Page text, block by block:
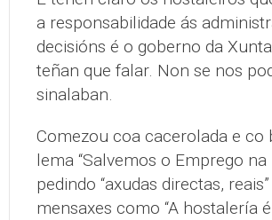
a responsabilidade ás
decisións é o goberno da
teñan que falar. Non se nos
sinalaban.
Comezou coa cacerolada e co
lema “Salvemos o Emprego
pedindo “axudas directas,
mensaxes como “A hostalería